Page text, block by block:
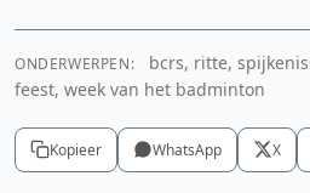
ONDERWERPEN:
bcrs, ritte,
feest, week van het badminton
Kopieer WhatsApp X